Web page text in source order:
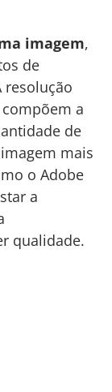
imagem,
de
resolução
a
de
mais
o Adobe
a
qualidade.